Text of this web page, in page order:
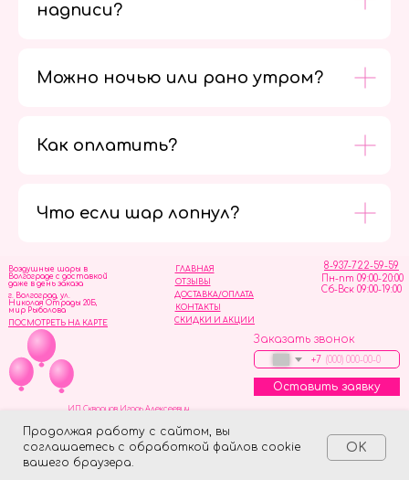
Продолжая работу с сайтом, вы
соглашаетесь с обработкой файлов cookie
вашего браузера.
OK
надписи?
Можно ночью или рано утром?
Как оплатить?
Что если шар лопнул?
ОТЗЫВЫ
ГЛАВНАЯ
ДОСТАВКА/ОПЛАТА
СКИДКИ И АКЦИИ
КОНТАКТЫ
8-937-722-59-59
Пн-пт 09:00-20:00
Сб-Вск 09:00-19:00
Воздушные шары в
Волгограде с доставкой
даже в день заказа
Заказать звонок
+7
Оставить заявку
г. Волгоград, ул.
Николая Отрады 20Б,
мир Рыболова
ПОСМОТРЕТЬ НА КАРТЕ
ИП Скворцов Игорь Алексеевич
Made on Tilda